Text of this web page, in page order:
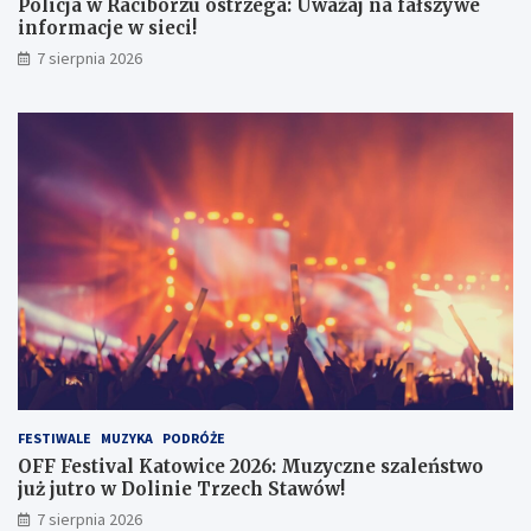
e
g
a
:
w
f
a
ł
s
z
y
w
e
i
n
f
o
6
:
M
u
y
a
l
e
ń
s
w
o
j
u
ż
j
Policja w Raciborzu ostrzega: Uważaj na fałszywe
informacje w sieci!
7 sierpnia 2026
FESTIWALE MUZYKA PODRÓŻE
OFF Festival Katowice 2026: Muzyczne szaleństwo
już jutro w Dolinie Trzech Stawów!
7 sierpnia 2026